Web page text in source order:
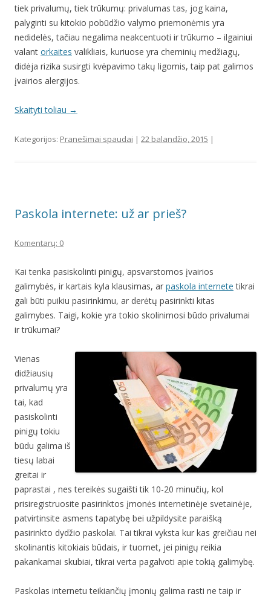
tiek privalumų, tiek trūkumų: privalumas tas, jog kaina,
palyginti su kitokio pobūdžio valymo priemonėmis yra
nedidelės, tačiau negalima neakcentuoti ir trūkumo – ilgainiui
valant orkaites valikliais, kuriuose yra cheminių medžiagų,
didėja rizika susirgti kvėpavimo takų ligomis, taip pat galimos
įvairios alergijos.
Skaityti toliau →
Kategorijos: Pranešimai spaudai | 22 balandžio, 2015 |
Paskola internete: už ar prieš?
Komentarų: 0
Kai tenka pasiskolinti pinigų, apsvarstomos įvairios
galimybės, ir kartais kyla klausimas, ar paskola internete tikrai
gali būti puikiu pasirinkimu, ar derėtų pasirinkti kitas
galimybes. Taigi, kokie yra tokio skolinimosi būdo privalumai
ir trūkumai?
Vienas
didžiausių
privalumų yra
tai, kad
pasiskolinti
pinigų tokiu
būdu galima iš
tiesų labai
greitai ir
paprastai , nes tereikės sugaišti tik 10-20 minučių, kol
prisiregistruosite pasirinktos įmonės internetinėje svetainėje,
patvirtinsite asmens tapatybę bei užpildysite paraišką
pasirinkto dydžio paskolai. Tai tikrai vyksta kur kas greičiau nei
skolinantis kitokiais būdais, ir tuomet, jei pinigų reikia
pakankamai skubiai, tikrai verta pagalvoti apie tokią galimybę.
Paskolas internetu teikiančių įmonių galima rasti ne taip ir